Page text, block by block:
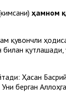
ҳамном
қувончли
қутлашади,
Ҳасан
берган